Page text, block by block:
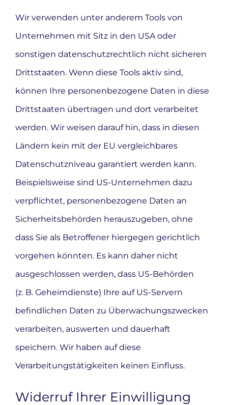
Wir verwenden unter anderem Tools von
Unternehmen mit Sitz in den USA oder
sonstigen datenschutzrechtlich nicht sicheren
Drittstaaten. Wenn diese Tools aktiv sind,
können Ihre personenbezogene Daten in diese
Drittstaaten übertragen und dort verarbeitet
werden. Wir weisen darauf hin, dass in diesen
Ländern kein mit der EU vergleichbares
Datenschutzniveau garantiert werden kann.
Beispielsweise sind US-Unternehmen dazu
verpflichtet, personenbezogene Daten an
Sicherheitsbehörden herauszugeben, ohne
dass Sie als Betroffener hiergegen gerichtlich
vorgehen könnten. Es kann daher nicht
ausgeschlossen werden, dass US-Behörden
(z. B. Geheimdienste) Ihre auf US-Servern
befindlichen Daten zu Überwachungszwecken
verarbeiten, auswerten und dauerhaft
speichern. Wir haben auf diese
Verarbeitungstätigkeiten keinen Einfluss.
Widerruf Ihrer Einwilligung